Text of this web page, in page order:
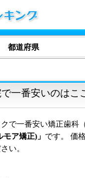
都道府県
一番安いのはこ
で一番安い矯正歯科
ア矯正)」 です。 価
い。